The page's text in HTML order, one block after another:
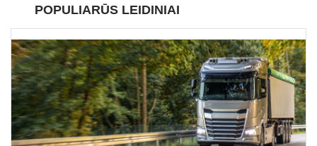
POPULIARŪS LEIDINIAI